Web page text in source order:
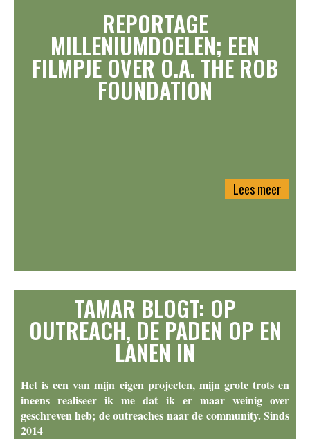
REPORTAGE
MILLENIUMDOELEN; EEN
FILMPJE OVER O.A. THE ROB
FOUNDATION
Lees meer
TAMAR BLOGT: OP
OUTREACH, DE PADEN OP EN
LANEN IN
Het is een van mijn eigen projecten, mijn grote trots en
ineens realiseer ik me dat ik er maar weinig over
geschreven heb; de outreaches naar de community. Sinds
2014